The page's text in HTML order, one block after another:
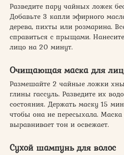
Разведите пару чайных ложек
Добавьте 3 капли эфирного
дерева, пихты или розмарина.
справиться с прыщами.
лицо на 20 минут.
Очищающая маска для
Размешайте 2 чайные ложки
глины гассуль. Разведите их
состояния. Держать маску 15
чтобы она не пересыхала.
выравнивает тон и освежает.
Сухой шампунь для волос